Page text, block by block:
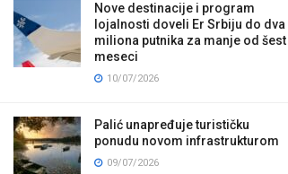
Nove destinacije i program
lojalnosti doveli Er Srbiju do dva
miliona putnika za manje od šest
meseci
10/07/2026
Palić unapređuje turističku
ponudu novom infrastrukturom
09/07/2026